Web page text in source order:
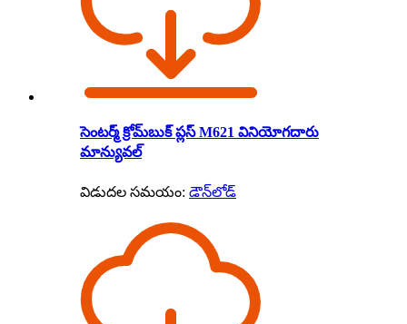
సెంటర్మ్ క్రోమ్‌బుక్ ప్లస్ M621 వినియోగదారు
మాన్యువల్
విడుదల సమయం: డౌన్‌లోడ్